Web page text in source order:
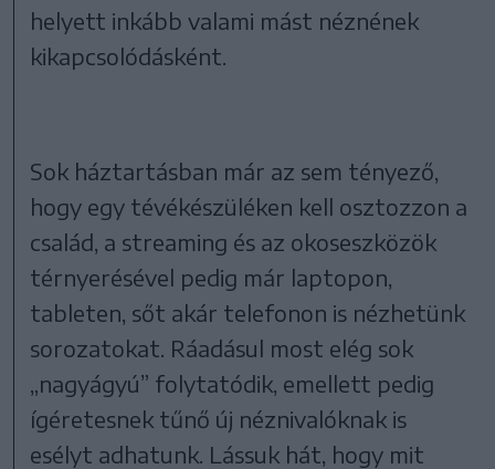
helyett inkább valami mást néznének
kikapcsolódásként.
Sok háztartásban már az sem tényező,
hogy egy tévékészüléken kell osztozzon a
család, a streaming és az okoseszközök
térnyerésével pedig már laptopon,
tableten, sőt akár telefonon is nézhetünk
sorozatokat. Ráadásul most elég sok
„nagyágyú” folytatódik, emellett pedig
ígéretesnek tűnő új néznivalóknak is
esélyt adhatunk. Lássuk hát, hogy mit